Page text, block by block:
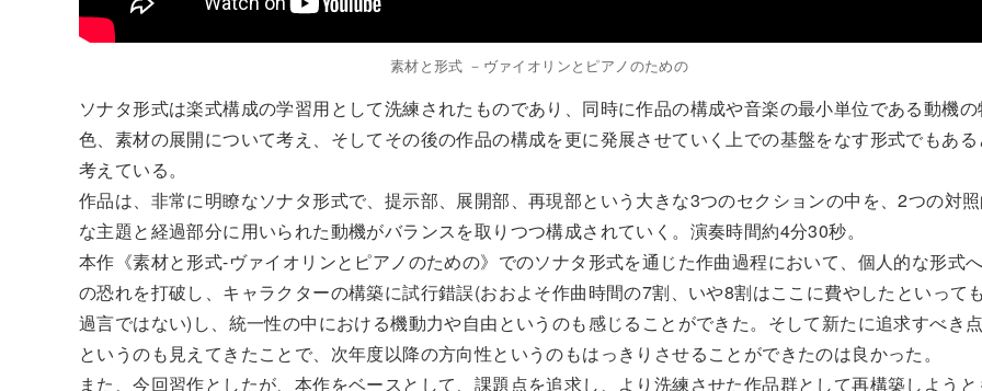
素材と形式 －ヴァイオリンとピアノのための
ソナタ形式は楽式構成の学習用として洗練されたものであり、同時に作品の構成や音楽の最小単位である動機
色、素材の展開について考え、そしてその後の作品の構成を更に発展させていく上での基盤をなす形式でもあ
考えている。
作品は、非常に明瞭なソナタ形式で、提示部、展開部、再現部という大きな3つのセクションの中を、2つの対
な主題と経過部分に用いられた動機がバランスを取りつつ構成されていく。演奏時間約4分30秒。
本作《素材と形式-ヴァイオリンとピアノのための》でのソナタ形式を通じた作曲過程において、個人的な形式
の恐れを打破し、キャラクターの構築に試行錯誤(おおよそ作曲時間の7割、いや8割はここに費やしたといって
過言ではない)し、統一性の中における機動力や自由というのも感じることができた。そして新たに追求すべき
というのも見えてきたことで、次年度以降の方向性というのもはっきりさせることができたのは良かった。
また、今回習作としたが、本作をベースとして、課題点を追求し、より洗練させた作品群として再構築しよう